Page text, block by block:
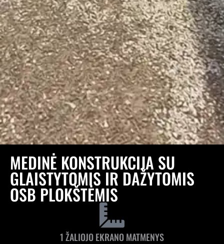
MEDINĖ KONSTRUKCIJA SU
GLAISTYTOMIS IR DAŽYTOMIS
OSB PLOKŠTĖMIS
1 ŽALIOJO EKRANO MATMENYS